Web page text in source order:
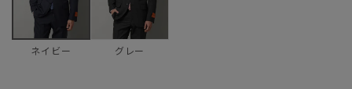
ネイビー グレー